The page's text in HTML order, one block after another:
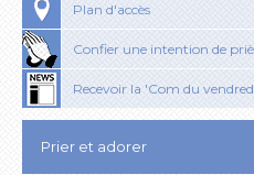
Plan d'accès
Confier une intention de
Recevoir la 'Com du
Prier et adorer